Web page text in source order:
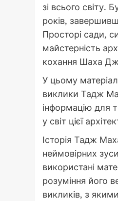
зі всього світу.
років,
Просторі сади,
майстерність
кохання Шаха
У цьому
виклики Тадж
інформацію для
у світ цієї
Історія Тадж
неймовірних
використані
розуміння його
викликів, з